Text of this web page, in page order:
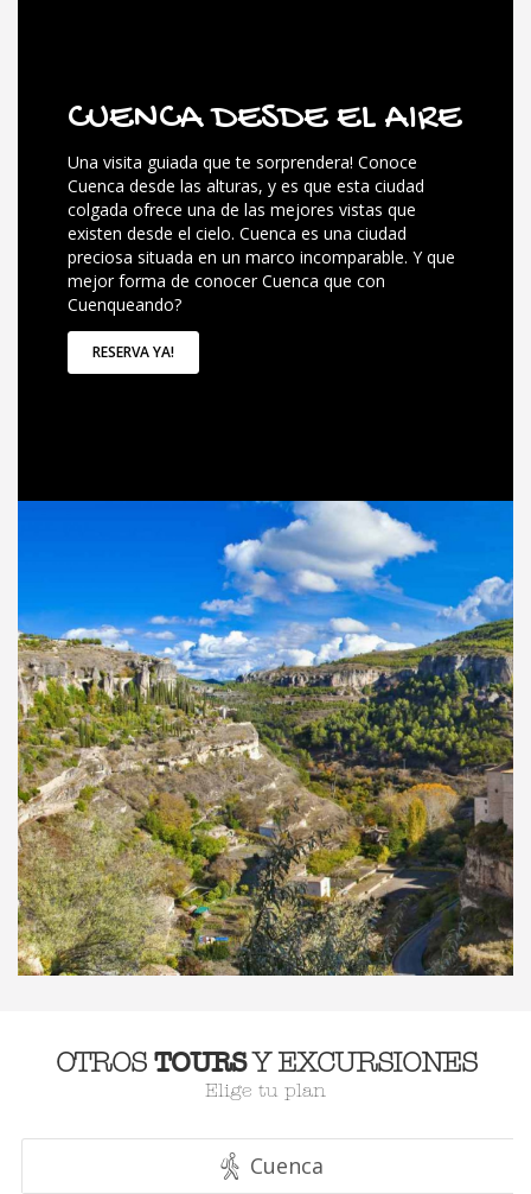
CUENCA DESDE EL AIRE
Una visita guiada que te sorprendera! Conoce
Cuenca desde las alturas, y es que esta ciudad
colgada ofrece una de las mejores vistas que
existen desde el cielo. Cuenca es una ciudad
preciosa situada en un marco incomparable. Y que
mejor forma de conocer Cuenca que con
Cuenqueando?
RESERVA YA!
OTROS TOURSY EXCURSIONES
Elige tu plan
Cuenca